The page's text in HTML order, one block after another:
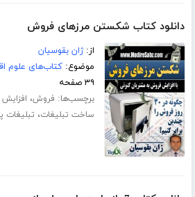
دانلود کتاب شکستن مرزهای فروش
از:ژان بقوسیان
موضوع:کتاب‌های علوم
۳۹ صفحه
برچسب‌ها: فروش، افزایش
ساخت تبلیغات، تبلیغات